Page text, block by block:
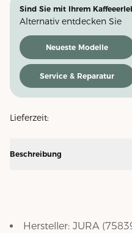
Sind Sie mit Ihrem
Alternativ entdecken Sie
Neueste Modelle
Service & Reparatur
Lieferzeit:
Beschreibung
Hersteller: JURA(